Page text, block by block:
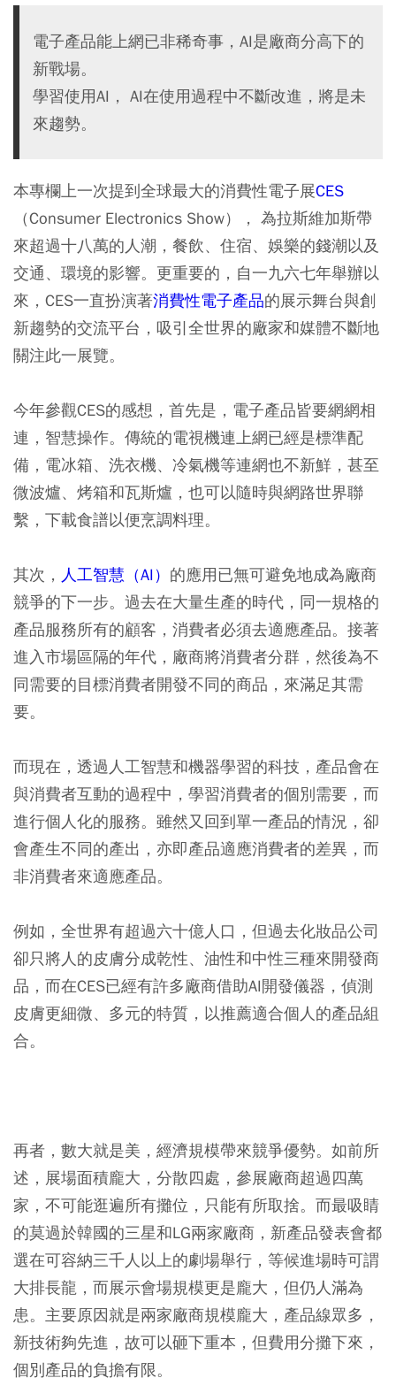
電子產品能上網已非稀奇事，AI是廠商分高下的
新戰場。
學習使用AI， AI在使用過程中不斷改進，將是未
來趨勢。
本專欄上一次提到全球最大的消費性電子展CES
（Consumer Electronics Show）， 為拉斯維加斯帶
來超過十八萬的人潮，餐飲、住宿、娛樂的錢潮以及
交通、環境的影響。更重要的，自一九六七年舉辦以
來，CES一直扮演著消費性電子產品的展示舞台與創
新趨勢的交流平台，吸引全世界的廠家和媒體不斷地
關注此一展覽。
今年參觀CES的感想，首先是，電子產品皆要網網相
連，智慧操作。傳統的電視機連上網已經是標準配
備，電冰箱、洗衣機、冷氣機等連網也不新鮮，甚至
微波爐、烤箱和瓦斯爐，也可以隨時與網路世界聯
繫，下載食譜以便烹調料理。
其次， 人工智慧（AI） 的應用已無可避免地成為廠商
競爭的下一步。過去在大量生產的時代，同一規格的
產品服務所有的顧客，消費者必須去適應產品。接著
進入市場區隔的年代，廠商將消費者分群，然後為不
同需要的目標消費者開發不同的商品，來滿足其需
要。
而現在，透過人工智慧和機器學習的科技，產品會在
與消費者互動的過程中，學習消費者的個別需要，而
進行個人化的服務。雖然又回到單一產品的情況，卻
會產生不同的產出，亦即產品適應消費者的差異，而
非消費者來適應產品。
例如，全世界有超過六十億人口，但過去化妝品公司
卻只將人的皮膚分成乾性、油性和中性三種來開發商
品，而在CES已經有許多廠商借助AI開發儀器，偵測
皮膚更細微、多元的特質，以推薦適合個人的產品組
合。
再者，數大就是美，經濟規模帶來競爭優勢。如前所
述，展場面積龐大，分散四處，參展廠商超過四萬
家，不可能逛遍所有攤位，只能有所取捨。而最吸睛
的莫過於韓國的三星和LG兩家廠商，新產品發表會都
選在可容納三千人以上的劇場舉行，等候進場時可謂
大排長龍，而展示會場規模更是龐大，但仍人滿為
患。主要原因就是兩家廠商規模龐大，產品線眾多，
新技術夠先進，故可以砸下重本，但費用分攤下來，
個別產品的負擔有限。